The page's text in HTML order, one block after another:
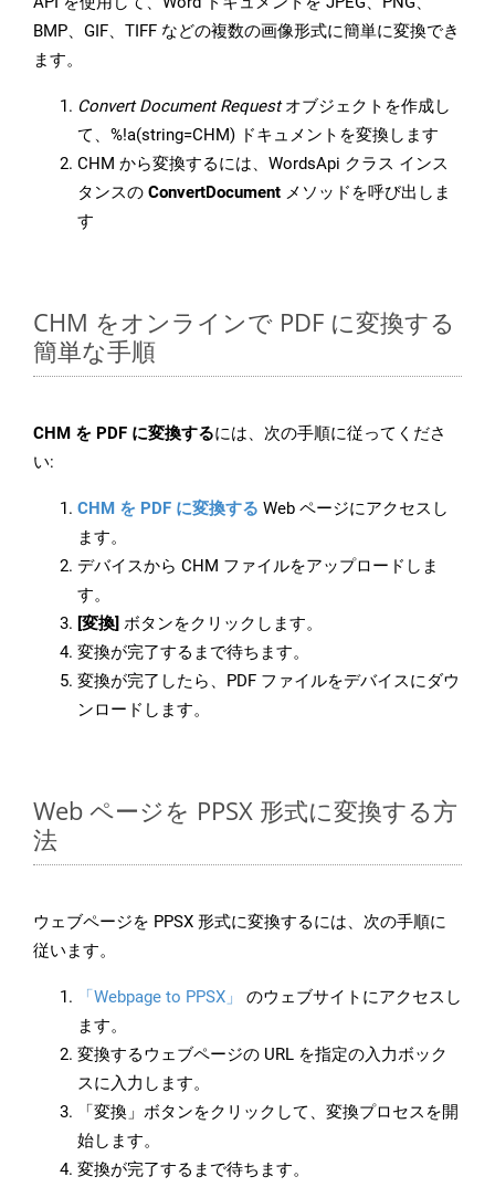
BMP、GIF、TIFF などの複数の画像形式に簡単に変換でき
ます。
Convert Document Requestオブジェクトを作成し
て、%!a(string=CHM) ドキュメントを変換します
CHM から変換するには、WordsApi クラス インス
タンスの ConvertDocument メソッドを呼び出しま
す
CHM をオンラインで PDF に変換する
簡単な手順
CHM を PDF に変換するには、次の手順に従ってくださ
い:
CHM を PDF に変換する Web ページにアクセスし
ます。
デバイスから CHM ファイルをアップロードしま
す。
[変換] ボタンをクリックします。
変換が完了するまで待ちます。
変換が完了したら、PDF ファイルをデバイスにダウ
ンロードします。
Web ページを PPSX 形式に変換する方
法
ウェブページを PPSX 形式に変換するには、次の手順に
従います。
「Webpage to PPSX」
のウェブサイトにアクセスし
ます。
変換するウェブページの URL を指定の入力ボック
スに入力します。
「変換」ボタンをクリックして、変換プロセスを開
始します。
変換が完了するまで待ちます。